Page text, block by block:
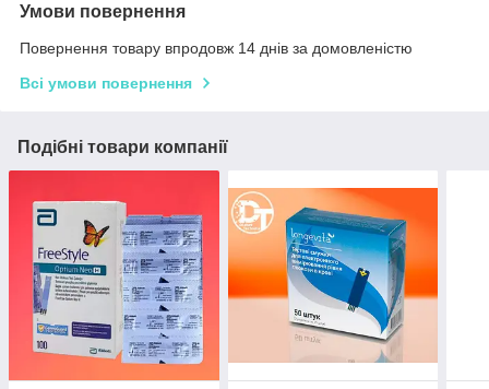
Умови повернення
Повернення товару впродовж 14 днів за домовленістю
Всі умови повернення
Подібні товари компанії